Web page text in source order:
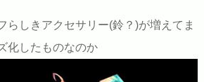
らしきアクセサリー(鈴？)が増えてま
化したものなのか